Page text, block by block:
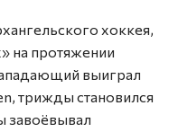
хоккея,
на протяжении
выиграл
трижды становился
завоёвывал